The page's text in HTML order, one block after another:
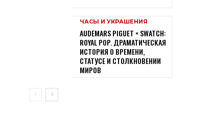
ЧАСЫ И УКРАШЕНИЯ
AUDEMARS PIGUET × SWATCH:
ROYAL POP. ДРАМАТИЧЕСКАЯ
ИСТОРИЯ О ВРЕМЕНИ,
СТАТУСЕ И СТОЛКНОВЕНИИ
МИРОВ